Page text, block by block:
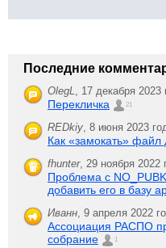
Последние
OlegL, 17 декабря
Перекличка 21
REDkiy, 8 июня 2023
Как «замокать» файл
fhunter, 29 ноября 2022
Проблема с
добавить его в базу
Иванн, 9 апреля 2022
Ассоциация РАСПО
собрание
1